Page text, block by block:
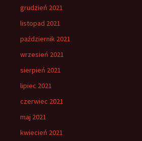
grudzień 2021
listopad 2021
październik 2021
wrzesień 2021
sierpień 2021
lipiec 2021
czerwiec 2021
maj 2021
kwiecień 2021